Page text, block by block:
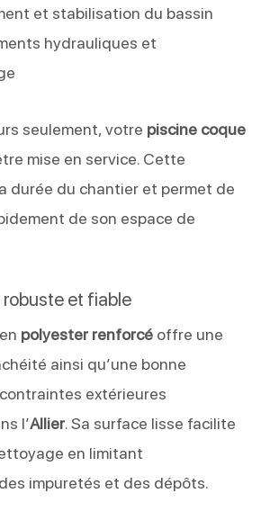
et stabilisation du bassin
hydrauliques et
seulement, votre piscine coque
mise en service. Cette
durée du chantier et permet de
de son espace de
et fiable
polyester renforcéoffre une
ainsi qu’une bonne
extérieures
l’Allier. Sa surface lisse facilite
en limitant
impuretés et des dépôts.